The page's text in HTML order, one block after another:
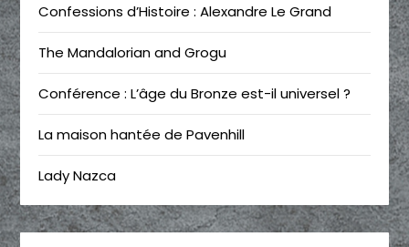
Confessions d’Histoire : Alexandre Le Grand
The Mandalorian and Grogu
Conférence : L’âge du Bronze est-il universel ?
La maison hantée de Pavenhill
Lady Nazca